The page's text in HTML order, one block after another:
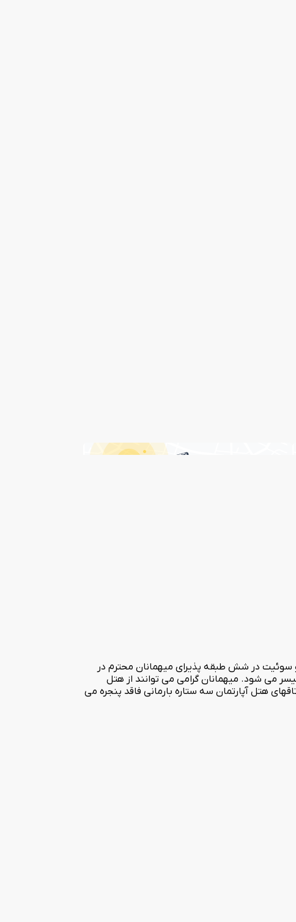
فروردین ماه سال 1397 در بلوار ساحلی فعالیت خود را آغاز نمود. این هتل با دارا بودن 22 باب اتاق و سوئیت در شش طبقه پذیرای میهمانان محترم در
از اماکن مهم اداری خرمشهر اداره کل گمرک است که از هتل بارمانی با پیمودن مسافت 3 کیلومتر میسر می شود. میهمانان گرامی می توانند از هتل
محترم، برخی از اتاقهای هتل آپارتمان سه ستاره بارمانی فاقد پنجره می